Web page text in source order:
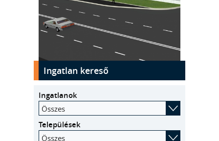
kinyit
Ingatlan kereső
Ingatlanok
Összes
Települések
Összes